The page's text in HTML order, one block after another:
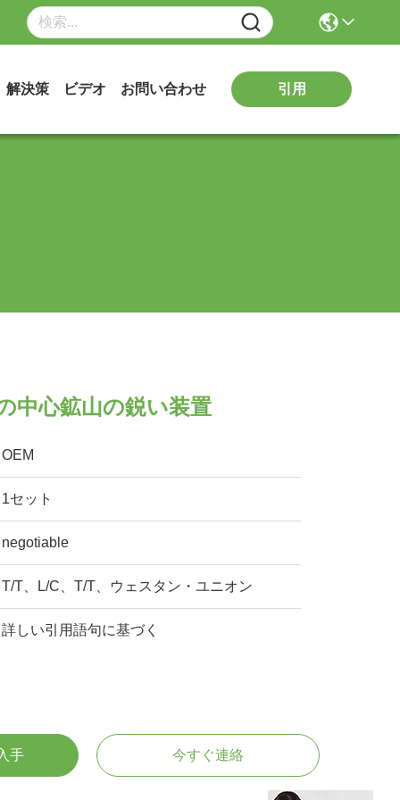
解決策 ビデオ お問い合わせ 引用
中心鉱山の鋭い装置
OEM
1セット
negotiable
T/T、L/C、T/T、ウェスタン・ユニオン
詳しい引用語句に基づく
手 今すぐ連絡